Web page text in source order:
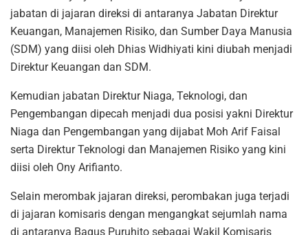
jabatan di jajaran direksi di antaranya Jabatan Direktur
Keuangan, Manajemen Risiko, dan Sumber Daya Manusia
(SDM) yang diisi oleh Dhias Widhiyati kini diubah menjadi
Direktur Keuangan dan SDM.
Kemudian jabatan Direktur Niaga, Teknologi, dan
Pengembangan dipecah menjadi dua posisi yakni Direktur
Niaga dan Pengembangan yang dijabat Moh Arif Faisal
serta Direktur Teknologi dan Manajemen Risiko yang kini
diisi oleh Ony Arifianto.
Selain merombak jajaran direksi, perombakan juga terjadi
di jajaran komisaris dengan mengangkat sejumlah nama
di antaranya Bagus Puruhito sebagai Wakil Komisaris